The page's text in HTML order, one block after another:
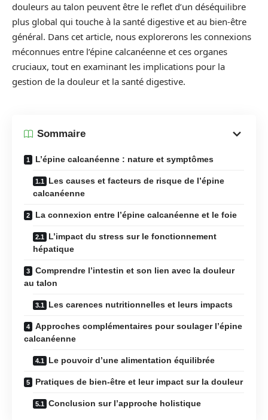
douleurs au talon peuvent être le reflet d’un déséquilibre
plus global qui touche à la santé digestive et au bien-être
général. Dans cet article, nous explorerons les connexions
méconnues entre l’épine calcanéenne et ces organes
cruciaux, tout en examinant les implications pour la
gestion de la douleur et la santé digestive.
Sommaire
L’épine calcanéenne : nature et symptômes
Les causes et facteurs de risque de l’épine
calcanéenne
La connexion entre l’épine calcanéenne et le foie
L’impact du stress sur le fonctionnement
hépatique
Comprendre l’intestin et son lien avec la douleur
au talon
Les carences nutritionnelles et leurs impacts
Approches complémentaires pour soulager l’épine
calcanéenne
Le pouvoir d’une alimentation équilibrée
Pratiques de bien-être et leur impact sur la douleur
Conclusion sur l’approche holistique